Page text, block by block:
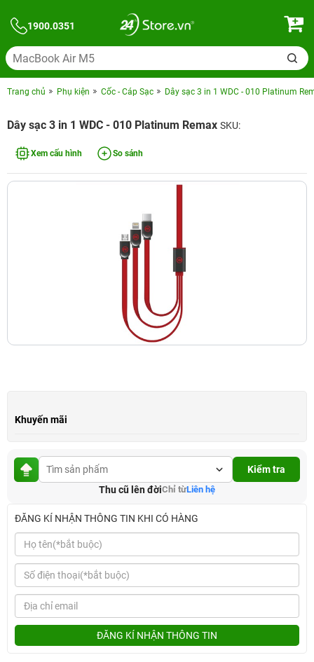
1900.0351
Trang chủ Phụ kiện Cốc - Cáp Sạc Dây sạc 3 in 1 WDC - 010 Platinum
Dây sạc 3 in 1 WDC - 010 Platinum Remax SKU:
Xem cấu hình So sánh
Khuyến mãi
Kiểm tra
Thu cũ lên đờiChỉ từLiên hệ
ĐĂNG KÍ NHẬN THÔNG TIN KHI CÓ HÀNG
ĐĂNG KÍ NHẬN THÔNG TIN